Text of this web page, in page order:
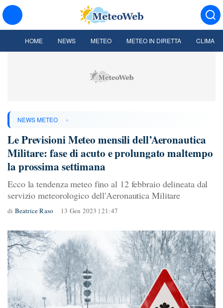
HOME NEWS METEO METEO IN DIRETTA CLIMA
NEWS METEO »
Le Previsioni Meteo mensili dell’Aeronautica
Militare: fase di acuto e prolungato maltempo
la prossima settimana
Ecco la tendenza meteo fino al 12 febbraio delineata dal
servizio meteorologico dell'Aeronautica Militare
di Beatrice Raso 13 Gen 2023 | 21:47